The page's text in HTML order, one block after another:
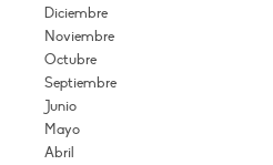
Diciembre
Noviembre
Octubre
Septiembre
Junio
Mayo
Abril